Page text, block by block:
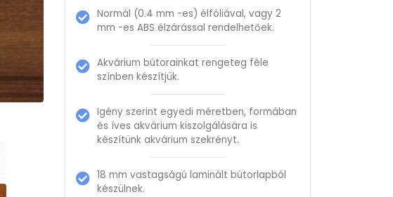
Normál (0.4 mm -es) élfóliával, vagy 2
mm -es ABS élzárással rendelhetőek.
Akvárium bútorainkat rengeteg féle
színben készítjük.
Igény szerint egyedi méretben, formában
és íves akvárium kiszolgálására is
készítünk akvárium szekrényt.
18 mm vastagságú laminált bútorlapból
készülnek.